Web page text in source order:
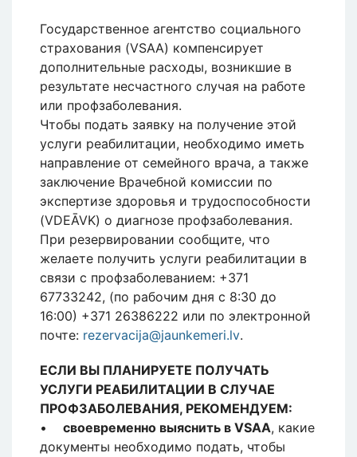
Государственное агентство социального
страхования (VSAA) компенсирует
дополнительные расходы, возникшие в
результате несчастного случая на работе
или профзаболевания.
Чтобы подать заявку на получение этой
услуги реабилитации, необходимо иметь
направление от семейного врача, а также
заключение Врачебной комиссии по
экспертизе здоровья и трудоспособности
(VDEĀVK) о диагнозе профзаболевания.
При резервировании сообщите, что
желаете получить услуги реабилитации в
связи с профзаболеванием: +371
67733242, (по рабочим дня с 8:30 до
16:00) +371 26386222 или по электронной
почте: rezervacija@jaunkemeri.lv.
ЕСЛИ ВЫ ПЛАНИРУЕТЕ ПОЛУЧАТЬ
УСЛУГИ РЕАБИЛИТАЦИИ В СЛУЧАЕ
ПРОФЗАБОЛЕВАНИЯ, РЕКОМЕНДУЕМ:
• своевременно выяснить в VSAA, какие
документы необходимо подать, чтобы